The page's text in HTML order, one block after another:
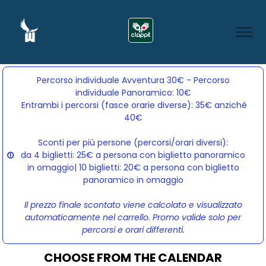
Percorso individuale Avventura 30€ - Percorso
individuale Panoramico: 10€
Entrambi i percorsi (fasce orarie diverse): 35€ anziché
40€
Sconti per più persone (percorsi/orari diversi):
da 4 biglietti: 25€ a persona con biglietto panoramico
in omaggio| 10 biglietti: 20€ a persona con biglietto
panoramico in omaggio
Il prezzo finale scontato viene calcolato e visualizzato
automaticamente nel carrello. Promo valide solo per
percorsi e orari differenti.
CHOOSE FROM THE CALENDAR